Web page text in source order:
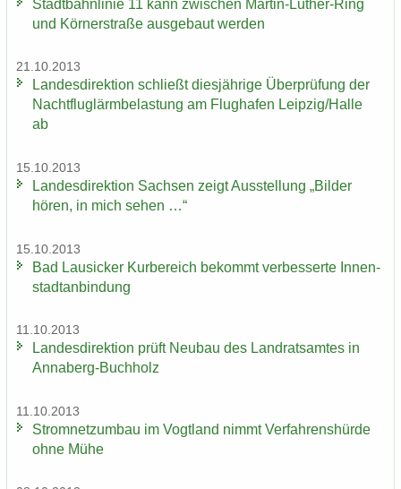
Stadt­bahn­li­nie 11 kann zwi­schen Martin-​Luther-Ring
und Körn­er­stra­ße aus­ge­baut wer­den
21.10.2013
Lan­des­di­rek­ti­on schließt dies­jäh­ri­ge Über­prü­fung der
Nacht­flug­lärm­be­las­tung am Flug­ha­fen Leip­zig/Halle
ab
15.10.2013
Lan­des­di­rek­ti­on Sach­sen zeigt Aus­stel­lung „Bil­der
hören, in mich sehen …“
15.10.2013
Bad Lau­si­cker Kur­be­reich be­kommt ver­bes­ser­te In­nen­
stadt­an­bin­dung
11.10.2013
Lan­des­di­rek­ti­on prüft Neu­bau des Land­rats­am­tes in
Annaberg-​Buchholz
11.10.2013
Strom­netz­um­bau im Vogt­land nimmt Ver­fah­rens­hür­de
ohne Mühe